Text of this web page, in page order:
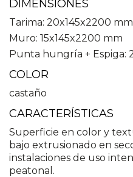
DIMENSIÓNES
Tarima: 20x145x2200 mm
Muro: 15x145x2200 mm
Punta hungría + Espiga:
COLOR
castaño
CARACTERÍSTICAS
Superficie en color y
bajo extrusionado en
instalaciones de uso
peatonal.